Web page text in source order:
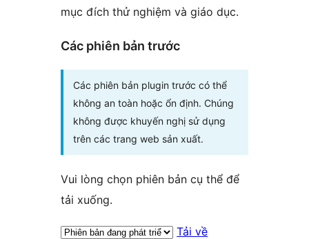
mục đích thử nghiệm và giáo dục.
Các phiên bản trước
Các phiên bản plugin trước có thể
không an toàn hoặc ổn định. Chúng
không được khuyến nghị sử dụng
trên các trang web sản xuất.
Vui lòng chọn phiên bản cụ thể để
tải xuống.
Tải về